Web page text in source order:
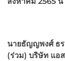
นายธัญญพงศ์ ธ
(ร่วม) บริษัท แอ